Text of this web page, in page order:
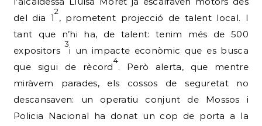
del dia 1
2
, prometent projecció de talent local. I
tant que n’hi ha, de talent: tenim més de 500
expositors
3
i un impacte econòmic que es busca
que sigui de rècord
4
. Però alerta, que mentre
miràvem parades, els cossos de seguretat no
descansaven: un operatiu conjunt de Mossos i
Policia Nacional ha donat un cop de porta a la